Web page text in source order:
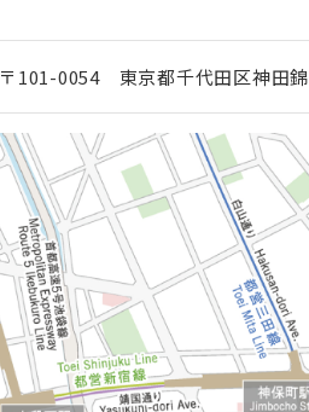
〒101-0054 東京都千代田区神田